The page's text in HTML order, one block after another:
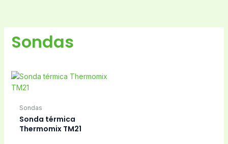
Sondas
Sondas
Sonda térmica
Thermomix TM21